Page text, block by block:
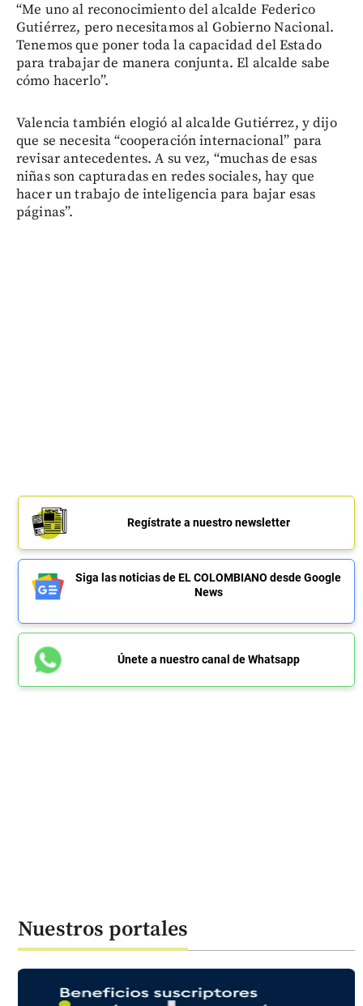
“Me uno al reconocimiento del alcalde Federico
Gutiérrez, pero necesitamos al Gobierno Nacional.
Tenemos que poner toda la capacidad del Estado
para trabajar de manera conjunta. El alcalde sabe
cómo hacerlo”.
Valencia también elogió al alcalde Gutiérrez, y dijo
que se necesita “cooperación internacional” para
revisar antecedentes. A su vez, “muchas de esas
niñas son capturadas en redes sociales, hay que
hacer un trabajo de inteligencia para bajar esas
páginas”.
Regístrate a nuestro newsletter
Siga las noticias de EL COLOMBIANO desde Google
News
Únete a nuestro canal de Whatsapp
Nuestros portales